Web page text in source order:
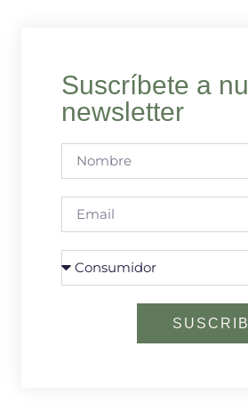
Suscríbete a
newsletter